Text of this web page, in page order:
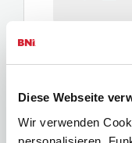
Diese Webseite
Wir verwenden